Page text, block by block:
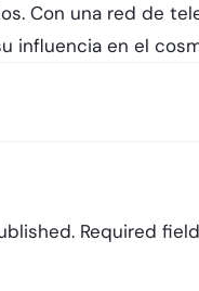
Con una red de
influencia en el
Required